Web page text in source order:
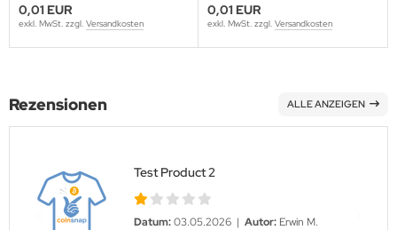
0,01 EUR
exkl. MwSt. zzgl. Versandkosten
0,01 EUR
exkl. MwSt. zzgl. Versandkosten
Rezensionen ALLE ANZEIGEN
Test Product 2
Datum:03.05.2026 | Autor: Erwin M.